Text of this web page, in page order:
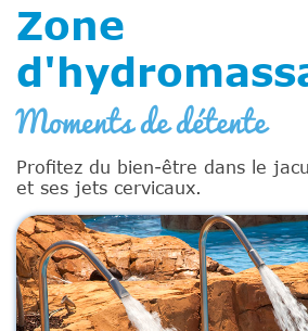
Zone
Moments de détente
Profitez du bien-être dans le
et ses jets cervicaux.